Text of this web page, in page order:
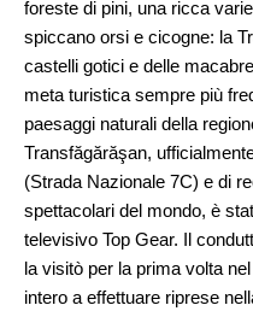
foreste di pini, una ricca
spiccano orsi e cicogne: la
castelli gotici e delle
meta turistica sempre più
paesaggi naturali della
Transfăgărăşan,
(Strada Nazionale 7C) e di
spettacolari del mondo, è
televisivo Top Gear. Il
la visitò per la prima volta
intero a effettuare riprese